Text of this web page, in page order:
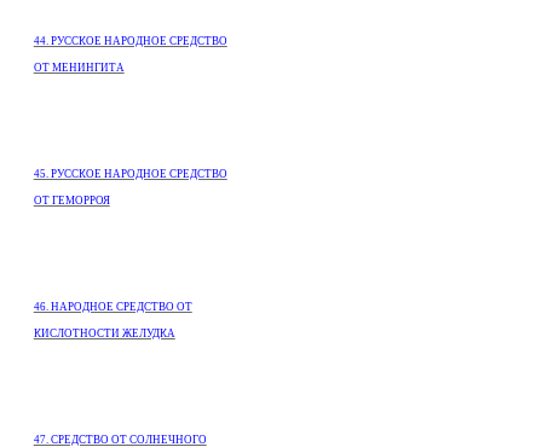
44. РУССКОЕ НАРОДНОЕ СРЕДСТВО
ОТ МЕНИНГИТА
45. РУССКОЕ НАРОДНОЕ СРЕДСТВО
ОТ ГЕМОРРОЯ
46. НАРОДНОЕ СРЕДСТВО ОТ
КИСЛОТНОСТИ ЖЕЛУДКА
47. СРЕДСТВО ОТ СОЛНЕЧНОГО